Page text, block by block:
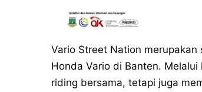
Vario Street Nation
Honda Vario di Banten.
riding bersama, tetapi juga